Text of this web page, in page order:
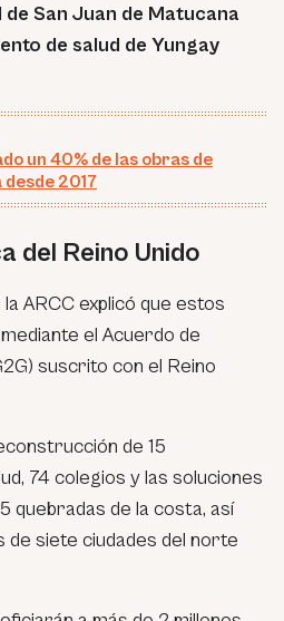
San Juan de Matucana
de salud de Yungay
un 40% de las obras de
2017
del Reino Unido
ARCC explicó que estos
el Acuerdo de
suscrito con el Reino
de 15
74 colegios y las soluciones
quebradas de la costa, así
de siete ciudades del norte